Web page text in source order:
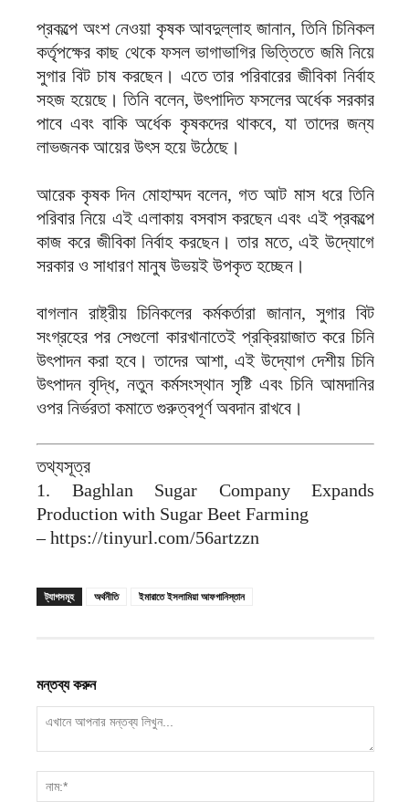
প্রকল্পে অংশ নেওয়া কৃষক আবদুল্লাহ জানান, তিনি চিনিকল
কর্তৃপক্ষের কাছ থেকে ফসল ভাগাভাগির ভিত্তিতে জমি নিয়ে
সুগার বিট চাষ করছেন। এতে তার পরিবারের জীবিকা নির্বাহ
সহজ হয়েছে। তিনি বলেন, উৎপাদিত ফসলের অর্ধেক সরকার
পাবে এবং বাকি অর্ধেক কৃষকদের থাকবে, যা তাদের জন্য
লাভজনক আয়ের উৎস হয়ে উঠেছে।
আরেক কৃষক দিন মোহাম্মদ বলেন, গত আট মাস ধরে তিনি
পরিবার নিয়ে এই এলাকায় বসবাস করছেন এবং এই প্রকল্পে
কাজ করে জীবিকা নির্বাহ করছেন। তার মতে, এই উদ্যোগে
সরকার ও সাধারণ মানুষ উভয়ই উপকৃত হচ্ছেন।
বাগলান রাষ্ট্রীয় চিনিকলের কর্মকর্তারা জানান, সুগার বিট
সংগ্রহের পর সেগুলো কারখানাতেই প্রক্রিয়াজাত করে চিনি
উৎপাদন করা হবে। তাদের আশা, এই উদ্যোগ দেশীয় চিনি
উৎপাদন বৃদ্ধি, নতুন কর্মসংস্থান সৃষ্টি এবং চিনি আমদানির
ওপর নির্ভরতা কমাতে গুরুত্বপূর্ণ অবদান রাখবে।
তথ্যসূত্র
1. Baghlan Sugar Company Expands
Production with Sugar Beet Farming
– https://tinyurl.com/56artzzn
ট্যাগসমূহ অর্থনীতি ইমারাতে ইসলামিয়া আফগানিস্তান
মন্তব্য করুন